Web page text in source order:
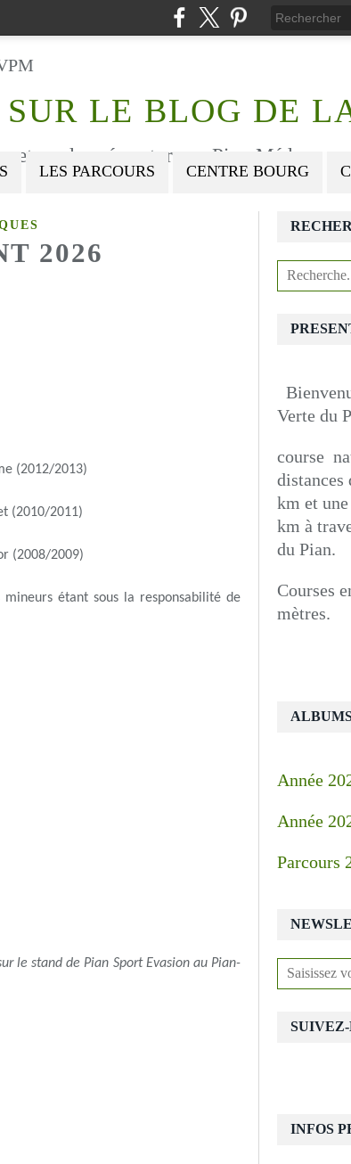
LE BLOG DE
et randonnée nature au Pian-Médoc
LES PARCOURS CENTRE BOURG
2026
(2012/2013)
(2010/2011)
(2008/2009)
étant sous la responsabilité de
le stand de Pian Sport Evasion au Pian-
INFOS
Verte du
course
distances
km et
km à
du Pian.
Courses
mètres.
Année
Année
Parcours